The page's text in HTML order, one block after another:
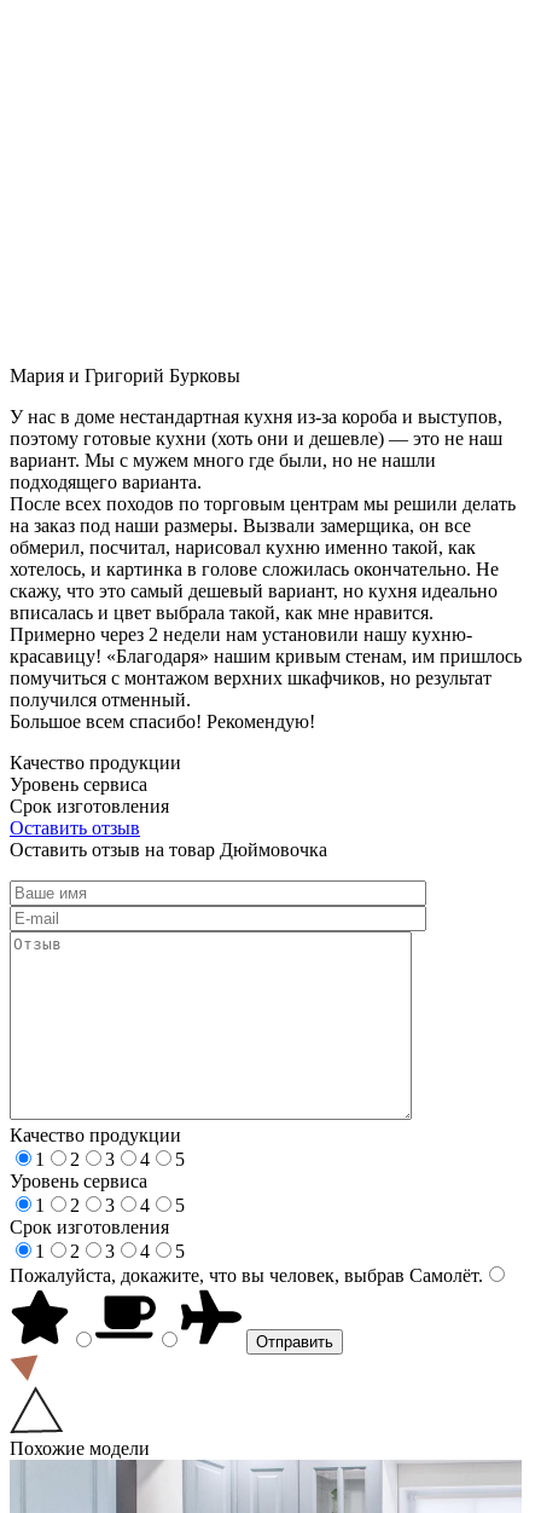
Мария и Григорий Бурковы
У нас в доме нестандартная кухня из-за короба и выступов,
поэтому готовые кухни (хоть они и дешевле) — это не наш
вариант. Мы с мужем много где были, но не нашли
подходящего варианта.
После всех походов по торговым центрам мы решили делать
на заказ под наши размеры. Вызвали замерщика, он все
обмерил, посчитал, нарисовал кухню именно такой, как
хотелось, и картинка в голове сложилась окончательно. Не
скажу, что это самый дешевый вариант, но кухня идеально
вписалась и цвет выбрала такой, как мне нравится.
Примерно через 2 недели нам установили нашу кухню-
красавицу! «Благодаря» нашим кривым стенам, им пришлось
помучиться с монтажом верхних шкафчиков, но результат
получился отменный.
Большое всем спасибо! Рекомендую!
Качество продукции
Уровень сервиса
Срок изготовления
Оставить отзыв
Оставить отзыв на товар Дюймовочка
Качество продукции
1
2 3 4
5
Уровень сервиса
1
2 3 4
5
Срок изготовления
1
2 3 4
5
Пожалуйста, докажите, что вы человек, выбрав Самолёт.
Похожие модели